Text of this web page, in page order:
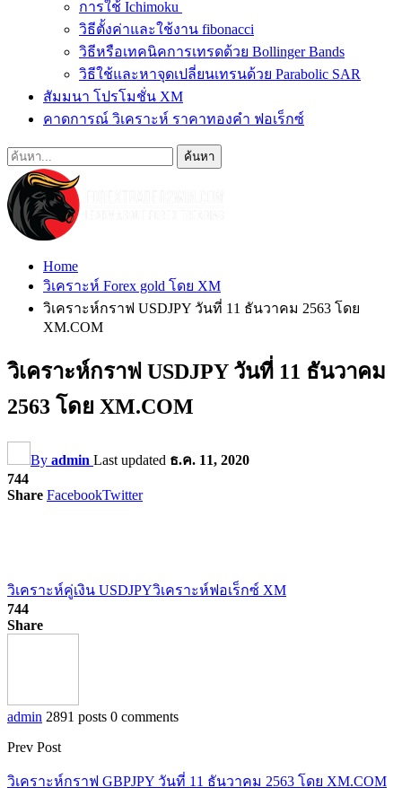
การใช้ Ichimoku
วิธีตั้งค่าและใช้งาน fibonacci
วิธีหรือเทคนิคการเทรดด้วย Bollinger Bands
วิธีใช้และหาจุดเปลี่ยนเทรนด้วย Parabolic SAR
สัมมนา โปรโมชั่น XM
คาดการณ์ วิเคราะห์ ราคาทองคำ ฟอเร็กซ์
Home
วิเคราะห์ Forex gold โดย XM
วิเคราะห์กราฟ USDJPY วันที่ 11 ธันวาคม 2563 โดย
XM.COM
วิเคราะห์กราฟ USDJPY วันที่ 11 ธันวาคม
2563 โดย XM.COM
By admin Last updated ธ.ค. 11, 2020
744
Share FacebookTwitter
วิเคราะห์คู่เงิน USDJPYวิเคราะห์ฟอเร็กซ์ XM
744
Share
admin 2891 posts 0 comments
Prev Post
วิเคราะห์กราฟ GBPJPY วันที่ 11 ธันวาคม 2563 โดย XM.COM